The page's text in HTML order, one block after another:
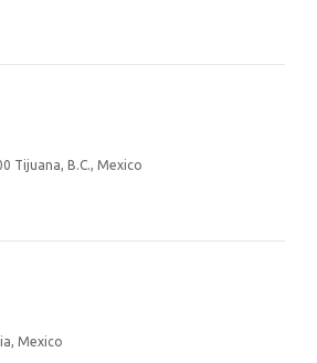
Tijuana, B.C., Mexico
Mexico